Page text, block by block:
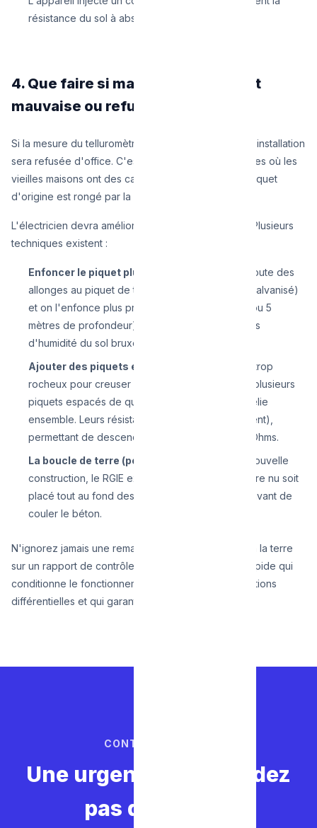
résistance du sol à absorber l'électricité.
4. Que faire si ma prise de terre est
mauvaise ou refusée ?
Si la mesure du telluromètre affiche 150 Ohms, votre installation
sera refusée d'office. C'est souvent le cas à Bruxelles où les
vieilles maisons ont des caves bétonnées et où le piquet
d'origine est rongé par la rouille.
L'électricien devra améliorer la conductivité du sol. Plusieurs
techniques existent :
Enfoncer le piquet plus profondément :
On ajoute des
allonges au piquet de terre (en acier cuivré ou galvanisé)
et on l'enfonce plus profondément (parfois à 3 ou 5
mètres de profondeur) pour atteindre les nappes
d'humidité du sol bruxellois.
Ajouter des piquets en parallèle :
Si le sol est trop
rocheux pour creuser profondément, on plante plusieurs
piquets espacés de quelques mètres que l'on relie
ensemble. Leurs résistances s'ajoutent (se divisent),
permettant de descendre sous la barre des 30 Ohms.
La boucle de terre (pour le neuf) :
Pour toute nouvelle
construction, le RGIE exige qu'un gros fil de cuivre nu soit
placé tout au fond des fondations de la maison avant de
couler le béton.
N'ignorez jamais une remarque concernant la mise à la terre
sur un rapport de contrôle. C'est une intervention rapide qui
conditionne le fonctionnement de toutes vos protections
différentielles et qui garantit la vie de vos proches.
CONTACTEZ-NOUS
Une urgence ? Ne perdez
pas de temps.